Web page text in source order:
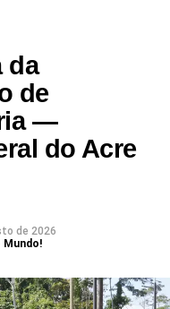
da
de
—
do Acre
de 2026
Mundo!